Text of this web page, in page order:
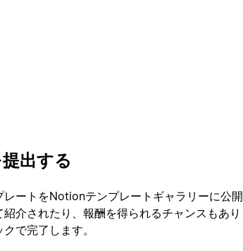
出する
レートをNotionテンプレートギャラリーに公開
介されたり、報酬を得られるチャンスもあり
で完了します。